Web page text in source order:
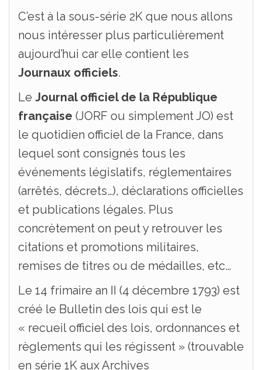
C’est à la sous-série 2K que nous allons
nous intéresser plus particulièrement
aujourd’hui car elle contient les
Journaux officiels.
Le Journal officiel de la République
française (JORF ou simplement JO) est
le quotidien officiel de la France, dans
lequel sont consignés tous les
événements législatifs, réglementaires
(arrêtés, décrets…), déclarations officielles
et publications légales. Plus
concrètement on peut y retrouver les
citations et promotions militaires,
remises de titres ou de médailles, etc…
Le 14 frimaire an II (4 décembre 1793) est
créé le Bulletin des lois qui est le
« recueil officiel des lois, ordonnances et
règlements qui les régissent » (trouvable
en série 1K aux Archives